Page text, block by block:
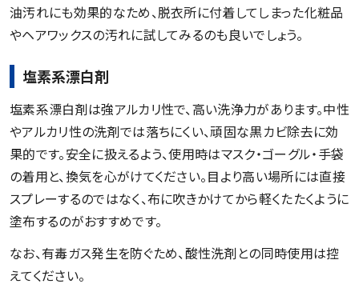
油汚れにも効果的なため、脱衣所に付着してしまった化粧品
やヘアワックスの汚れに試してみるのも良いでしょう。
塩素系漂白剤
塩素系漂白剤は強アルカリ性で、高い洗浄力があります。中性
やアルカリ性の洗剤では落ちにくい、頑固な黒カビ除去に効
果的です。安全に扱えるよう、使用時はマスク・ゴーグル・手袋
の着用と、換気を心がけてください。目より高い場所には直接
スプレーするのではなく、布に吹きかけてから軽くたたくように
塗布するのがおすすめです。
なお、有毒ガス発生を防ぐため、酸性洗剤との同時使用は控
えてください。